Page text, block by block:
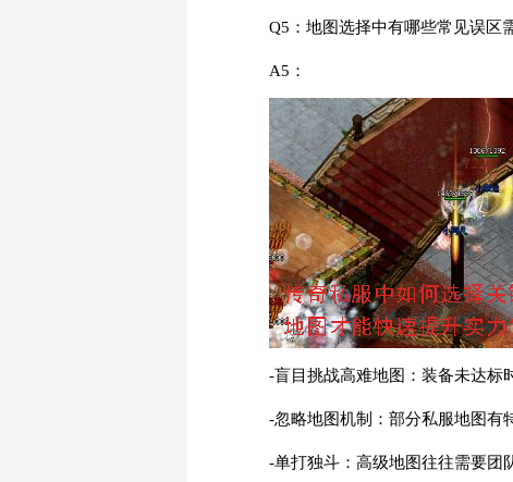
Q5：地图选择中有哪些常见误区
A5：
-盲目挑战高难地图：装备未达标
-忽略地图机制：部分私服地图有
-单打独斗：高级地图往往需要团